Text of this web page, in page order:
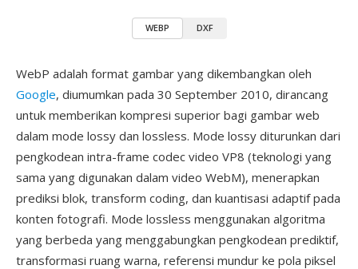
WEBP DXF
WebP adalah format gambar yang dikembangkan oleh
Google, diumumkan pada 30 September 2010, dirancang
untuk memberikan kompresi superior bagi gambar web
dalam mode lossy dan lossless. Mode lossy diturunkan dari
pengkodean intra-frame codec video VP8 (teknologi yang
sama yang digunakan dalam video WebM), menerapkan
prediksi blok, transform coding, dan kuantisasi adaptif pada
konten fotografi. Mode lossless menggunakan algoritma
yang berbeda yang menggabungkan pengkodean prediktif,
transformasi ruang warna, referensi mundur ke pola piksel